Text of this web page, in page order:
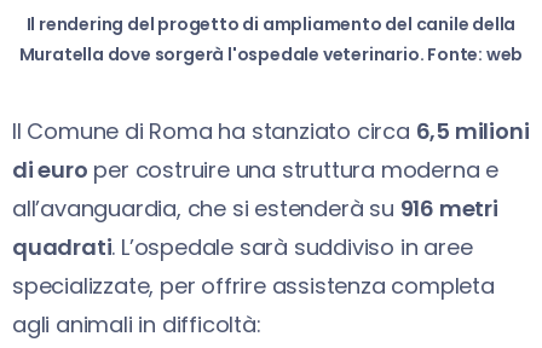
Il rendering del progetto di ampliamento del canile della
Muratella dove sorgerà l'ospedale veterinario. Fonte: web
Il Comune di Roma ha stanziato circa 6,5 milioni
di euro per costruire una struttura moderna e
all’avanguardia, che si estenderà su 916 metri
quadrati. L’ospedale sarà suddiviso in aree
specializzate, per offrire assistenza completa
agli animali in difficoltà: